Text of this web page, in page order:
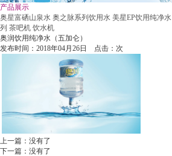
产品展示
奥星富硒山泉水 奥之脉系列饮用水 美星EP饮用纯净水
列 茶吧机 饮水机
奥润饮用纯净水（五加仑）
发布时间：2018年04月26日 点击： 次
上一篇：没有了
下一篇：没有了